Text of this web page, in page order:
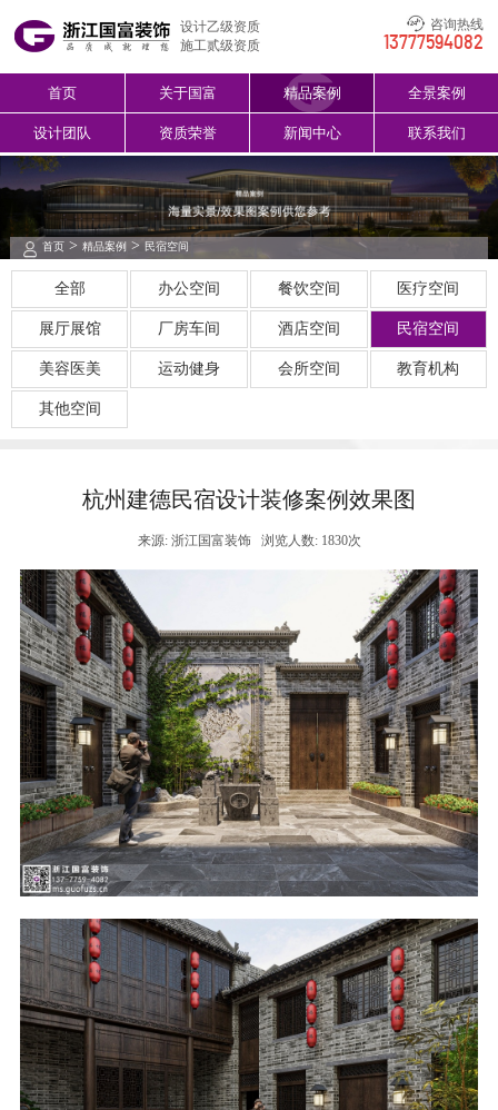
设计乙级资质
施工贰级资质
咨询热线
13777594082
首页 关于国富 精品案例 全景案例
设计团队 资质荣誉 新闻中心 联系我们
首页> 精品案例>民宿空间
全部 办公空间 餐饮空间 医疗空间
展厅展馆 厂房车间 酒店空间 民宿空间
美容医美 运动健身 会所空间 教育机构
其他空间
杭州建德民宿设计装修案例效果图
来源: 浙江国富装饰 浏览人数: 1830次